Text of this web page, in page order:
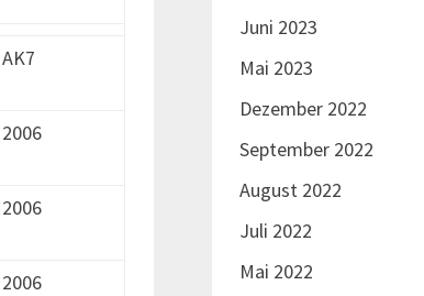
AK7
2006
2006
2006
Juni 2023
Mai 2023
Dezember 2022
September 2022
August 2022
Juli 2022
Mai 2022